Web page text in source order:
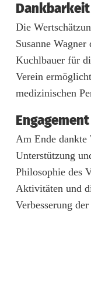
e
f
ü
e
i
d
e
Die
Susanne
Kuchlbauer für
Verein
medizinischen
Am Ende
Unterstützung
Philosophie des
Aktivitäten und
Verbesserung